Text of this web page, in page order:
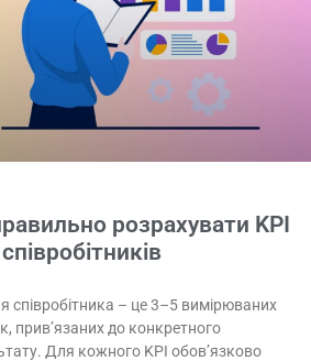
розрахувати KPI
співробітника – це 3–5 вимірюваних
прив’язаних до конкретного
Для кожного KPI обов’язково